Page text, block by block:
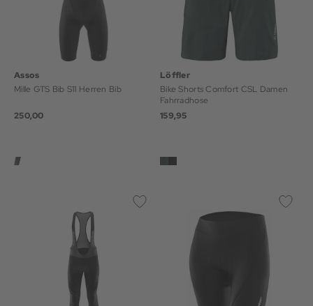
Assos
Mille GTS Bib S11 Herren Bib
250,00
Löffler
Bike Shorts Comfort CSL Damen
Fahrradhose
159,95